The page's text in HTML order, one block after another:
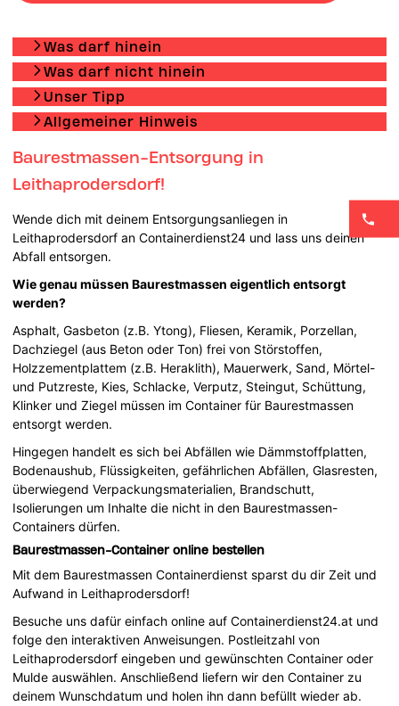
Was darf hinein
Was darf nicht hinein
Unser Tipp
Allgemeiner Hinweis
Baurestmassen-Entsorgung in
Leithaprodersdorf!
Wende dich mit deinem Entsorgungsanliegen in
Leithaprodersdorf an Containerdienst24 und lass uns deinen
Abfall entsorgen.
Wie genau müssen Baurestmassen eigentlich entsorgt
werden?
Asphalt, Gasbeton (z.B. Ytong), Fliesen, Keramik, Porzellan,
Dachziegel (aus Beton oder Ton) frei von Störstoffen,
Holzzementplattem (z.B. Heraklith), Mauerwerk, Sand, Mörtel-
und Putzreste, Kies, Schlacke, Verputz, Steingut, Schüttung,
Klinker und Ziegel müssen im Container für Baurestmassen
entsorgt werden.
Hingegen handelt es sich bei Abfällen wie Dämmstoffplatten,
Bodenaushub, Flüssigkeiten, gefährlichen Abfällen, Glasresten,
überwiegend Verpackungsmaterialien, Brandschutt,
Isolierungen um Inhalte die nicht in den Baurestmassen-
Containers dürfen.
Baurestmassen-Container online bestellen
Mit dem Baurestmassen Containerdienst sparst du dir Zeit und
Aufwand in Leithaprodersdorf!
Besuche uns dafür einfach online auf Containerdienst24.at und
folge den interaktiven Anweisungen. Postleitzahl von
Leithaprodersdorf eingeben und gewünschten Container oder
Mulde auswählen. Anschließend liefern wir den Container zu
deinem Wunschdatum und holen ihn dann befüllt wieder ab.